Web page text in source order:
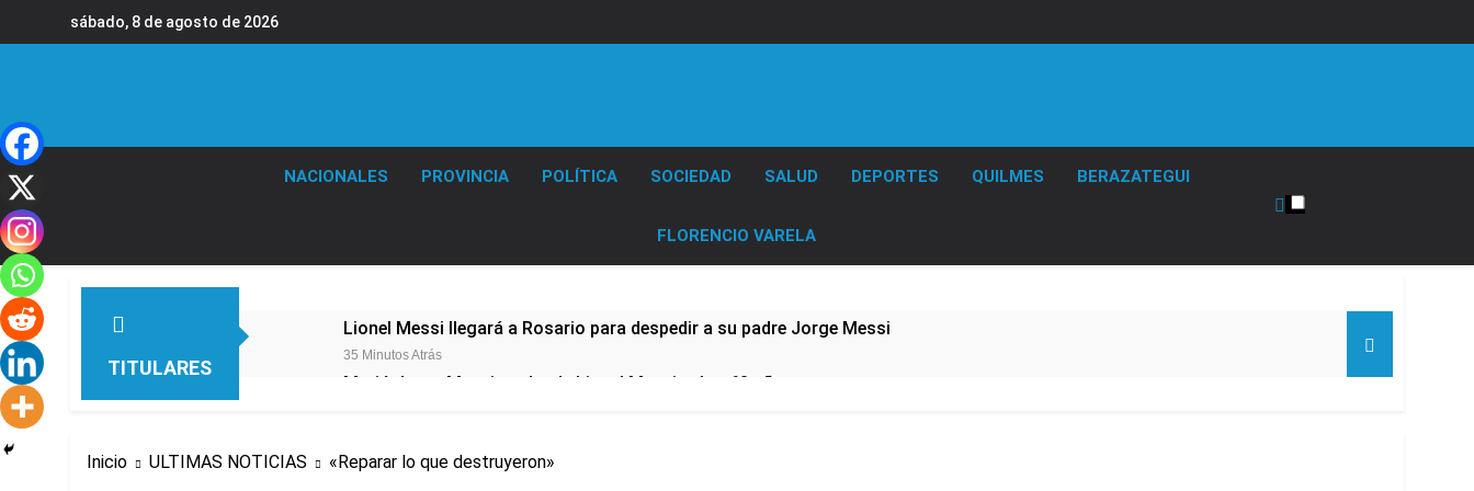
sábado, 8 de agosto de 2026
NACIONALES PROVINCIA POLÍTICA SOCIEDAD SALUD DEPORTES QUILMES BERAZATEGUI
FLORENCIO VARELA
TITULARES
Lionel Messi llegará a Rosario para despedir a su padre Jorge Messi
35 Minutos Atrás
Murió Jorge Messi, padre de Lionel Messi, a los 68 años
6 Horas Atrás
Inicio ULTIMAS NOTICIAS «Reparar lo que destruyeron»